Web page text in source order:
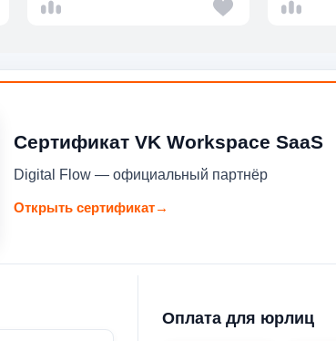
Сертификат VK Workspace SaaS
Digital Flow — официальный партнёр
Открыть сертификат→
Оплата для юрлиц